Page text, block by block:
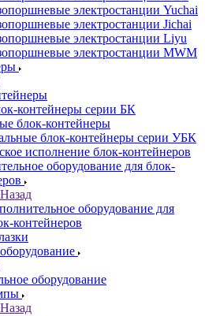
электростанции Yuchai
электростанции Jichai
электростанции Liyu
электростанции MWM
контейнеры серии БК
блок-контейнеры
блок-контейнеры серии УБК
исполнение блок-контейнеров
оборудование для блок-
Назад
оборудование для
контейнеров
оборудование
Назад